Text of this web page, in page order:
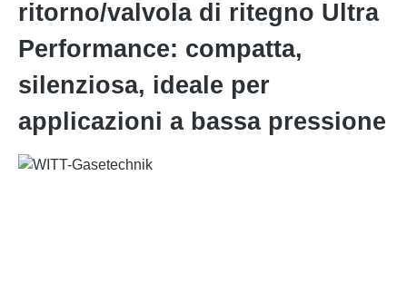
ritorno/valvola di ritegno Ultra
Performance: compatta,
silenziosa, ideale per
applicazioni a bassa pressione